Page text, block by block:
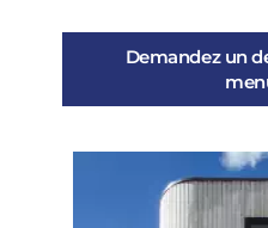
Demandez un